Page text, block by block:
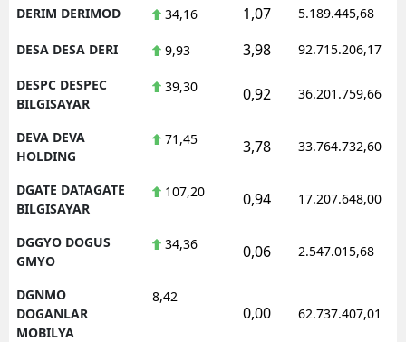
DERIM DERIMOD 34,16 1,07 5.189.445,68
DESA DESA DERI 9,93 3,98 92.715.206,17
DESPC DESPEC
BILGISAYAR
39,30 0,92 36.201.759,66
DEVA DEVA
HOLDING
71,45 3,78 33.764.732,60
DGATE DATAGATE
BILGISAYAR
107,20 0,94 17.207.648,00
DGGYO DOGUS
GMYO
34,36 0,06 2.547.015,68
DGNMO
DOGANLAR
MOBILYA
8,42
0,00 62.737.407,01